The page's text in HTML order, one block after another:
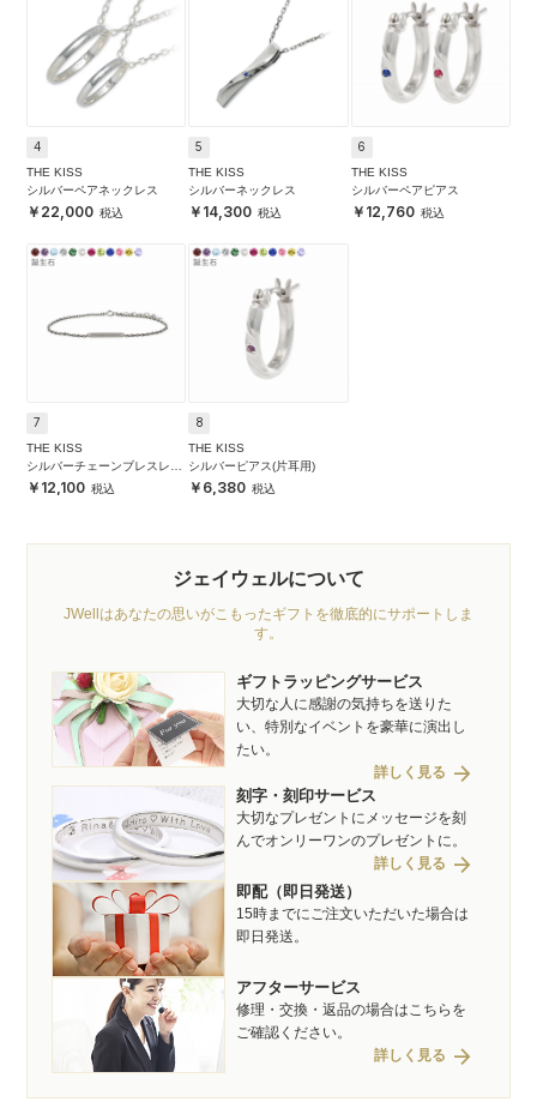
4
THE KISS
シルバーペアネックレス
22,000
5
THE KISS
シルバーネックレス
14,300
6
THE KISS
シルバーペアピアス
12,760
7
THE KISS
シルバーチェーンブレスレッ
ト 12,100
8
THE KISS
シルバーピアス(片耳用)
6,380
ジェイウェルについて
JWellはあなたの思いがこもったギフトを徹底的にサポートしま
す。
ギフトラッピングサービス
大切な人に感謝の気持ちを送りた
い、特別なイベントを豪華に演出し
たい。
詳しく見る arrow_forward
刻字・刻印サービス
大切なプレゼントにメッセージを刻
んでオンリーワンのプレゼントに。
詳しく見る arrow_forward
即配（即日発送）
15時までにご注文いただいた場合は
即日発送。
アフターサービス
修理・交換・返品の場合はこちらを
ご確認ください。
詳しく見る arrow_forward